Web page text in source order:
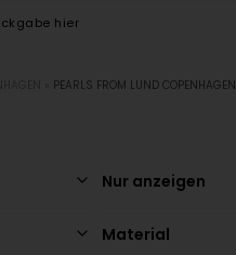
hier
PEARLS FROM LUND COPENHAGEN
Nur anzeigen
Material